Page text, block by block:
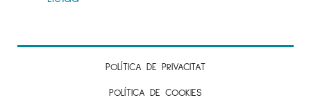
POLÍTICA DE PRIVACITAT
POLÍTICA DE COOKIES